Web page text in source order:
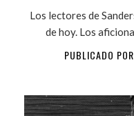
Los lectores de
de hoy. Los
PUBLICADO POR